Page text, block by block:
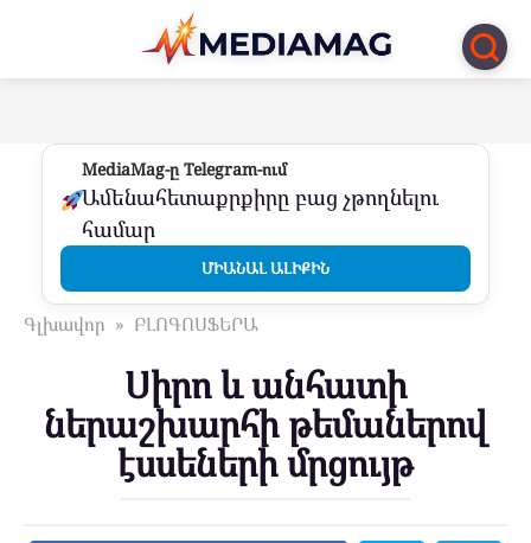
Перейти
контенту
MediaMag-ը Telegram-ում
Ամենահետաքրքիրը բաց չթողնելու
համար
ՄԻԱՆԱԼ ԱԼԻՔԻՆ
Գլխավոր » ԲԼՈԳՈՍՖԵՐԱ
Սիրո և անհատի
ներաշխարհի թեմաներով
էսսեների մրցույթ